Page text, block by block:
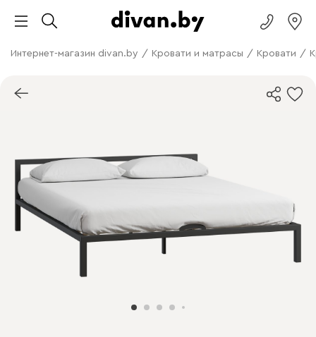
Интернет-магазин divan.by / Кровати и матрасы / Кровати /